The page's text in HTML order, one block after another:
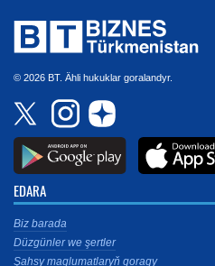
© 2026 BT. Ähli hukuklar goralandyr.
EDARA
Biz barada
Düzgünler we şertler
Şahsy maglumatlaryň goragy